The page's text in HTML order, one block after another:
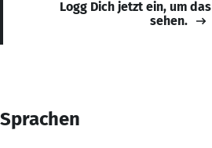
Logg Dich jetzt ein, um
sehen.
Sprachen